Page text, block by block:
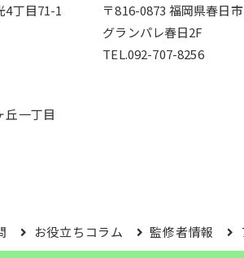
4丁目71-1
〒816-0873 福岡県春日
グランパレ春日2F
TEL.092-707-8256
丘一丁目
お役立ちコラム 監修者情報